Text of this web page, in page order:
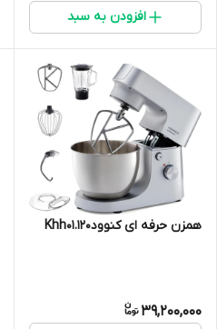
افزودن به سبد
همزن حرفه ای کنوودKhh01.120
39,200,000